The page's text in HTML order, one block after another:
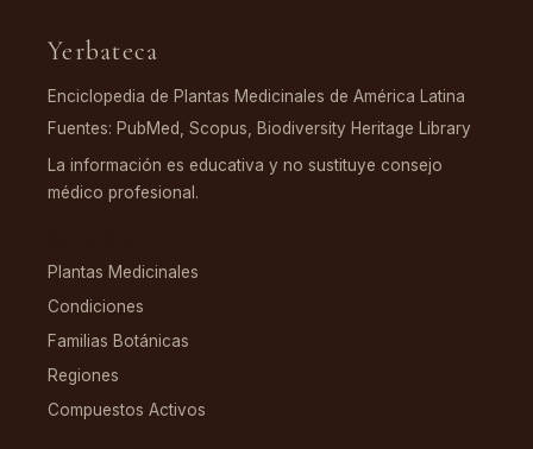
Yerbateca
Enciclopedia de Plantas Medicinales de América Latina
Fuentes: PubMed, Scopus, Biodiversity Heritage Library
La información es educativa y no sustituye consejo
médico profesional.
Plantas Medicinales
Condiciones
Familias Botánicas
Regiones
Compuestos Activos